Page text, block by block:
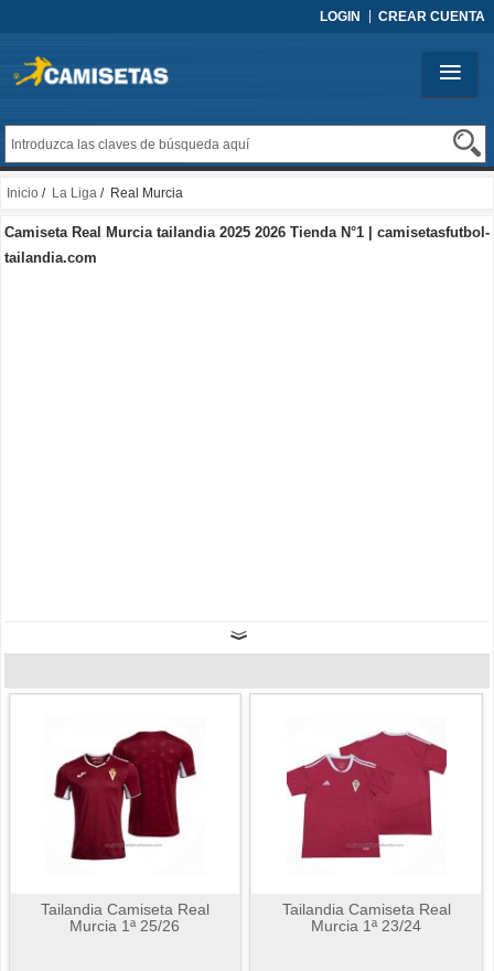
LOGIN CREAR CUENTA
Inicio / La Liga / Real Murcia
Camiseta Real Murcia tailandia 2025 2026 Tienda N°1 | camisetasfutbol-
tailandia.com
Tailandia Camiseta Real
Murcia 1ª 25/26
Tailandia Camiseta Real
Murcia 1ª 23/24